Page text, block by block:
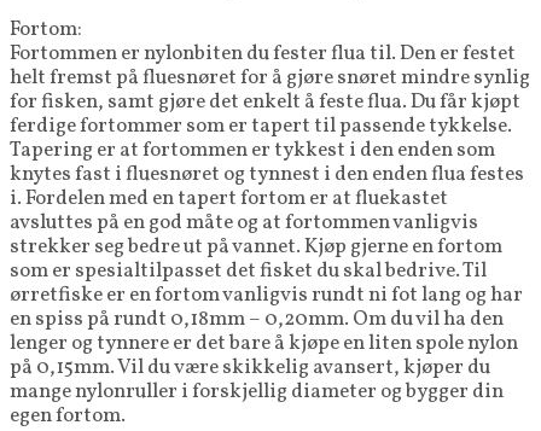
Fortom:
Fortommen er nylonbiten du fester flua til. Den er festet
helt fremst på fluesnøret for å gjøre snøret mindre synlig
for fisken, samt gjøre det enkelt å feste flua. Du får kjøpt
ferdige fortommer som er tapert til passende tykkelse.
Tapering er at fortommen er tykkest i den enden som
knytes fast i fluesnøret og tynnest i den enden flua festes
i. Fordelen med en tapert fortom er at fluekastet
avsluttes på en god måte og at fortommen vanligvis
strekker seg bedre ut på vannet. Kjøp gjerne en fortom
som er spesialtilpasset det fisket du skal bedrive. Til
ørretfiske er en fortom vanligvis rundt ni fot lang og har
en spiss på rundt 0,18mm – 0,20mm. Om du vil ha den
lenger og tynnere er det bare å kjøpe en liten spole nylon
på 0,15mm. Vil du være skikkelig avansert, kjøper du
mange nylonruller i forskjellig diameter og bygger din
egen fortom.